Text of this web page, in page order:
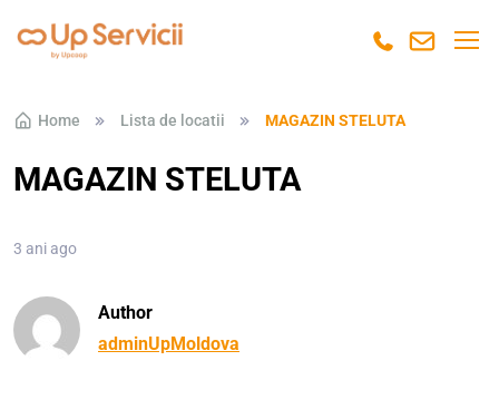
Skip to navigation
Skip to content
Home Lista de locatii MAGAZIN STELUTA
MAGAZIN STELUTA
3 ani ago
Author
adminUpMoldova